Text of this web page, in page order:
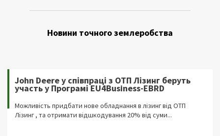
Новини точного землеробства
John Deere у співпраці з ОТП Лізинг беруть
участь у Програмі EU4Business-EBRD
Можливість придбати нове обладнання в лізинг від ОТП
Лізинг , та отримати відшкодування 20% від суми...